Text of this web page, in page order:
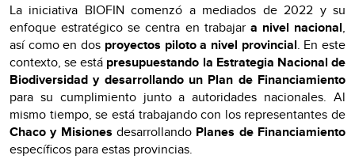
La iniciativa BIOFIN comenzó a mediados de 2022 y su
enfoque estratégico se centra en trabajar a nivel nacional,
así como en dos proyectos piloto a nivel provincial. En este
contexto, se está presupuestando la Estrategia Nacional de
Biodiversidad y desarrollando un Plan de Financiamiento
para su cumplimiento junto a autoridades nacionales. Al
mismo tiempo, se está trabajando con los representantes de
Chaco y Misiones desarrollando Planes de Financiamiento
específicos para estas provincias.